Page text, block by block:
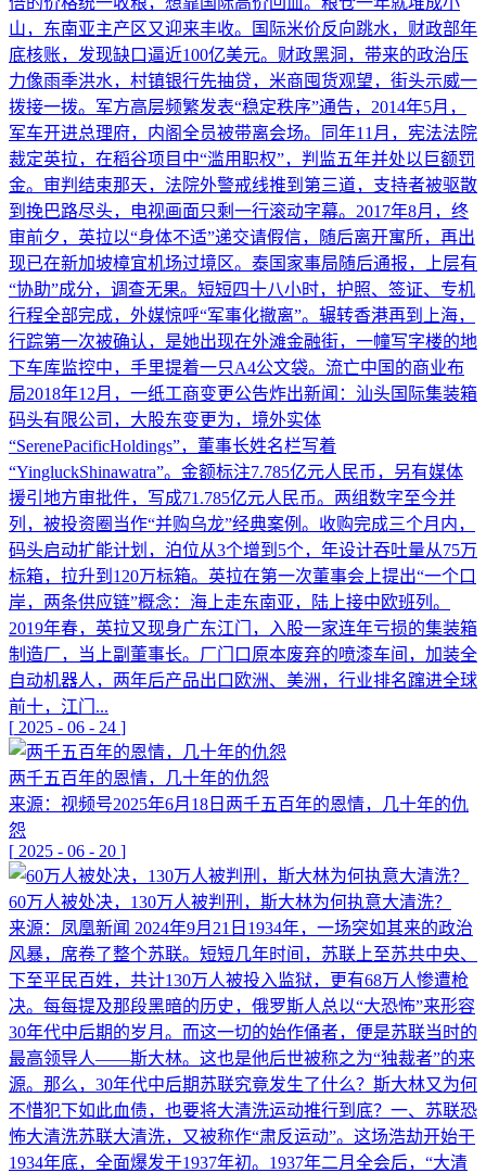
山，东南亚主产区又迎来丰收。国际米价反向跳水，财政部年
底核账，发现缺口逼近100亿美元。财政黑洞，带来的政治压
力像雨季洪水，村镇银行先抽贷，米商囤货观望，街头示威一
拨接一拨。军方高层频繁发表“稳定秩序”通告，2014年5月，
军车开进总理府，内阁全员被带离会场。同年11月，宪法法院
裁定英拉，在稻谷项目中“滥用职权”，判监五年并处以巨额罚
金。审判结束那天，法院外警戒线推到第三道，支持者被驱散
到挽巴路尽头，电视画面只剩一行滚动字幕。2017年8月，终
审前夕，英拉以“身体不适”递交请假信，随后离开寓所，再出
现已在新加坡樟宜机场过境区。泰国家事局随后通报，上层有
“协助”成分，调查无果。短短四十八小时，护照、签证、专机
行程全部完成，外媒惊呼“军事化撤离”。辗转香港再到上海，
行踪第一次被确认，是她出现在外滩金融街，一幢写字楼的地
下车库监控中，手里提着一只A4公文袋。流亡中国的商业布
局2018年12月，一纸工商变更公告炸出新闻：汕头国际集装箱
码头有限公司，大股东变更为，境外实体
“SerenePacificHoldings”，董事长姓名栏写着
“YingluckShinawatra”。金额标注7.785亿元人民币，另有媒体
援引地方审批件，写成71.785亿元人民币。两组数字至今并
列，被投资圈当作“并购乌龙”经典案例。收购完成三个月内，
码头启动扩能计划，泊位从3个增到5个，年设计吞吐量从75万
标箱，拉升到120万标箱。英拉在第一次董事会上提出“一个口
岸，两条供应链”概念：海上走东南亚，陆上接中欧班列。
2019年春，英拉又现身广东江门，入股一家连年亏损的集装箱
制造厂，当上副董事长。厂门口原本废弃的喷漆车间，加装全
自动机器人，两年后产品出口欧洲、美洲，行业排名蹿进全球
前十，江门...
[ 2025 - 06 - 24 ]
两千五百年的恩情，几十年的仇怨
来源：视频号2025年6月18日两千五百年的恩情，几十年的仇
怨
[ 2025 - 06 - 20 ]
60万人被处决，130万人被判刑，斯大林为何执意大清洗？
来源：凤凰新闻 2024年9月21日1934年，一场突如其来的政治
风暴，席卷了整个苏联。短短几年时间，苏联上至苏共中央、
下至平民百姓，共计130万人被投入监狱，更有68万人惨遭枪
决。每每提及那段黑暗的历史，俄罗斯人总以“大恐怖”来形容
30年代中后期的岁月。而这一切的始作俑者，便是苏联当时的
最高领导人——斯大林。这也是他后世被称之为“独裁者”的来
源。那么，30年代中后期苏联究竟发生了什么？斯大林又为何
不惜犯下如此血债，也要将大清洗运动推行到底？一、苏联恐
怖大清洗苏联大清洗，又被称作“肃反运动”。这场浩劫开始于
1934年底，全面爆发于1937年初。1937年二月全会后，“大清